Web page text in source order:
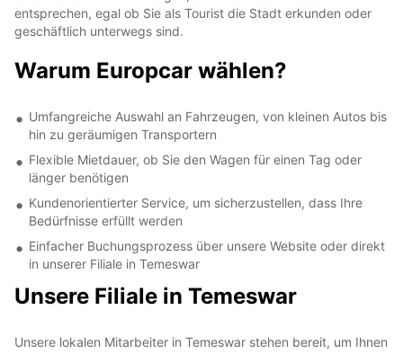
entsprechen, egal ob Sie als Tourist die Stadt erkunden oder
geschäftlich unterwegs sind.
Warum Europcar wählen?
Umfangreiche Auswahl an Fahrzeugen, von kleinen Autos bis
hin zu geräumigen Transportern
Flexible Mietdauer, ob Sie den Wagen für einen Tag oder
länger benötigen
Kundenorientierter Service, um sicherzustellen, dass Ihre
Bedürfnisse erfüllt werden
Einfacher Buchungsprozess über unsere Website oder direkt
in unserer Filiale in Temeswar
Unsere Filiale in Temeswar
Unsere lokalen Mitarbeiter in Temeswar stehen bereit, um Ihnen